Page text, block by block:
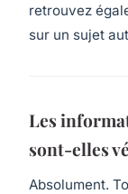
retrouvez
sur un sujet
Les
sont-elles
Absolument.